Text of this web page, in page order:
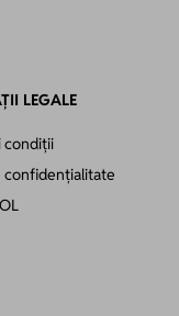
LEGALE
condiții
confidențialitate